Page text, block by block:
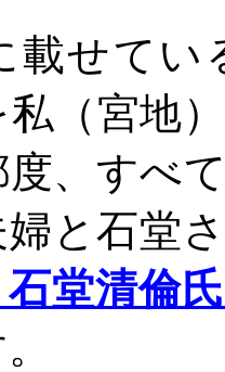
せてい
（宮地
、すべ
と石堂
石堂清倫